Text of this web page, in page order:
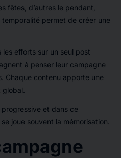
fêtes, d’autres le pendant,
temporalité permet de créer une
efforts sur un seul post
à penser leur campagne
Chaque contenu apporte une
global.
et dans ce
joue souvent la mémorisation.